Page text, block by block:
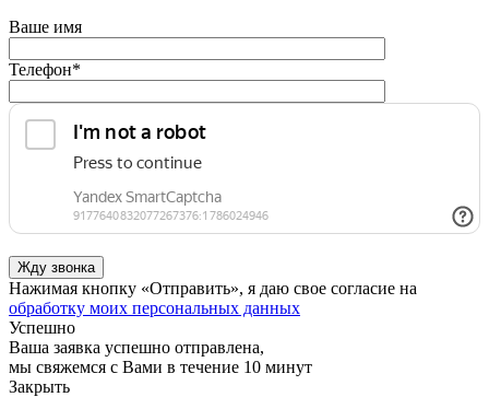
Ваше имя
Телефон*
Нажимая кнопку «Отправить», я даю свое согласие на
обработку моих персональных данных
Успешно
Ваша заявка успешно отправлена,
мы свяжемся с Вами в течение 10 минут
Закрыть